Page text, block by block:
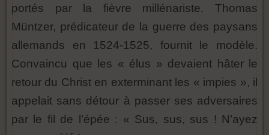
portés par la fièvre millénariste. Thomas
Müntzer, prédicateur de la guerre des paysans
allemands en 1524-1525, fournit le modèle.
Convaincu que les « élus » devaient hâter le
retour du Christ en exterminant les « impies », il
appelait sans détour à passer ses adversaires
par le fil de l’épée : « Sus, sus, sus ! N’ayez